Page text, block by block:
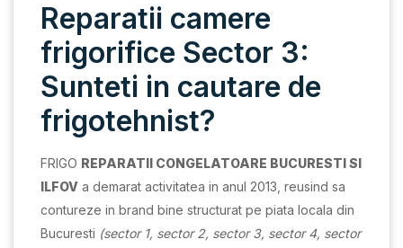
Reparatii camere
frigorifice Sector 3:
Sunteti in cautare de
frigotehnist?
FRIGO REPARATII CONGELATOARE BUCURESTI SI
ILFOV a demarat activitatea in anul 2013, reusind sa
contureze in brand bine structurat pe piata locala din
Bucuresti (sector 1, sector 2, sector 3, sector 4, sector